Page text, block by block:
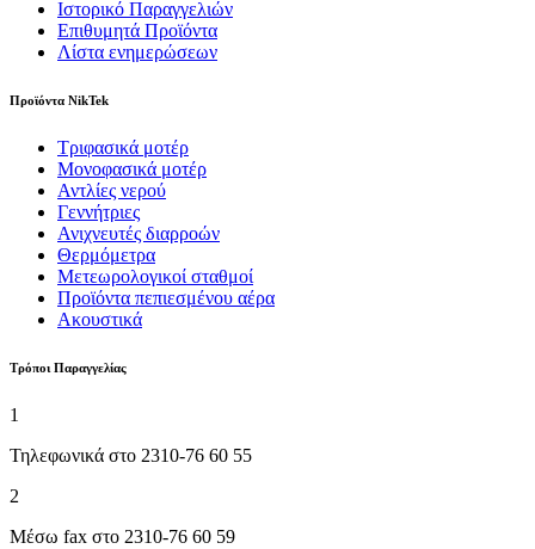
Ιστορικό Παραγγελιών
Επιθυμητά Προϊόντα
Λίστα ενημερώσεων
Προϊόντα NikTek
Τριφασικά μοτέρ
Μονοφασικά μοτέρ
Αντλίες νερού
Γεννήτριες
Ανιχνευτές διαρροών
Θερμόμετρα
Μετεωρολογικοί σταθμοί
Προϊόντα πεπιεσμένου αέρα
Ακουστικά
Tρόποι Παραγγελίας
1
Τηλεφωνικά στο 2310-76 60 55
2
Μέσω fax στο 2310-76 60 59